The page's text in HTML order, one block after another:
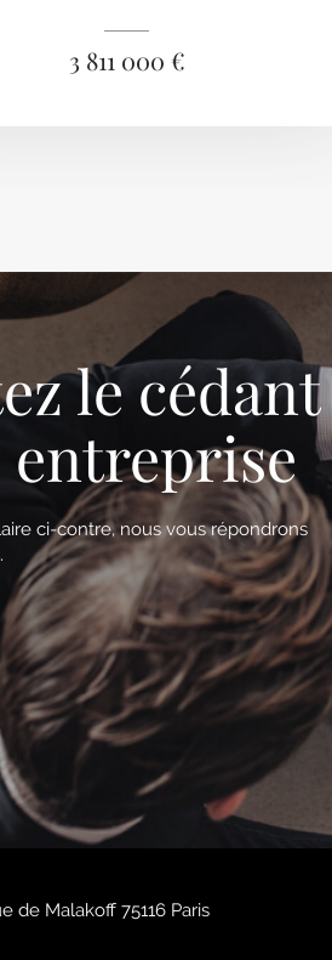
3 811 000 €
le cédant
entreprise
ci-contre, nous vous répondrons
de Malakoff 75116 Paris